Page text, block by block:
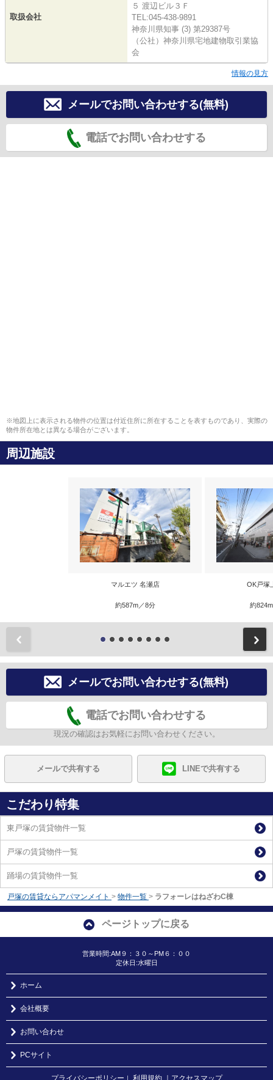
取扱会社
５ 渡辺ビル３Ｆ
TEL:045-438-9891
神奈川県知事 (3) 第29387号
（公社）神奈川県宅地建物取引業協
会
情報の見方
メールでお問い合わせする(無料)
電話でお問い合わせする
※地図上に表示される物件の位置は付近住所に所在することを表すものであり、実際の
物件所在地とは異なる場合がございます。
周辺施設
マルエツ 名瀬店
約587m／8分
OK戸塚
約
メールでお問い合わせする(無料)
電話でお問い合わせする
現況の確認はお気軽にお問い合わせください。
メールで共有する LINEで共有する
こだわり特集
東戸塚の賃貸物件一覧
戸塚の賃貸物件一覧
踊場の賃貸物件一覧
戸塚の賃貸ならアパマンメイト > 物件一覧 > ラフォーレはねざわC棟
ページトップに戻る
営業時間:AM９：３０～PM６：００
定休日:水曜日
ホーム
会社概要
お問い合わせ
PCサイト